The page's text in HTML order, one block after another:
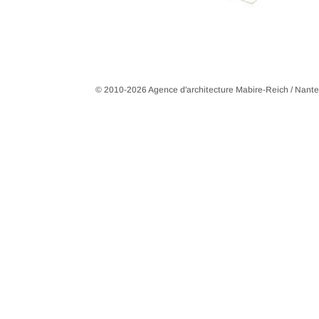
© 2010-2026 Agence d'architecture Mabire-Reich /